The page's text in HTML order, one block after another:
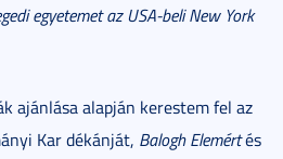
egyetemet az USA-beli New York
ajánlása alapján kerestem fel az
Kar dékánját, Balogh Elemértés